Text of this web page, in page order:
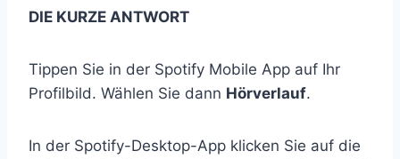
DIE KURZE ANTWORT
Tippen Sie in der Spotify Mobile App auf Ihr
Profilbild. Wählen Sie dann Hörverlauf.
In der Spotify-Desktop-App klicken Sie auf die